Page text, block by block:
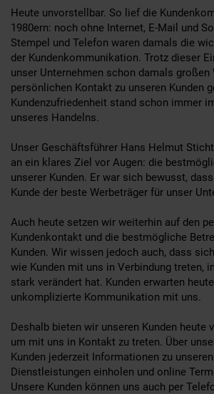
Heute unvorstellbar. So lief die
1980ern: noch ohne Internet, E-Mail und
Stempel und Telefon waren damals die
der Kundenkommunikation. Trotz dieser
unser Unternehmen schon damals großen
persönlichen Kontakt zu unseren Kunden
Kundenzufriedenheit stand schon immer
unseres Handelns.
Unser Geschäftsführer Hans Helmut
an ein klares Ziel vor Augen: die
unserer Kunden. Er war sich bewusst,
Kunde der beste Werbeträger für unser
Auch heute setzen wir weiterhin auf den
Kundenkontakt und die bestmögliche
Kunden. Wir wissen jedoch auch, dass
wie Kunden mit uns in Verbindung treten,
stark verändert hat. Kunden erwarten
unkomplizierte Kommunikation mit uns.
Deshalb bieten wir unseren Kunden heute
um mit uns in Kontakt zu treten. Über
Kunden jederzeit Informationen zu
Dienstleistungen einholen und online
Unsere Kunden können uns auch per